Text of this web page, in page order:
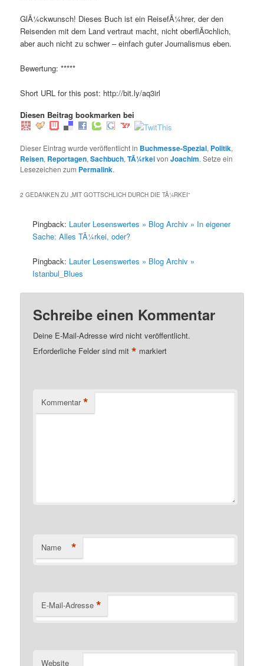
GlÃ¼ckwunsch! Dieses Buch ist ein ReisefÃ¼hrer, der den
Reisenden mit dem Land vertraut macht, nicht oberflÃ¤chlich,
aber auch nicht zu schwer – einfach guter Journalismus eben.
Bewertung: *****
Short URL for this post: http://bit.ly/aq3irl
Diesen Beitrag bookmarken bei
Dieser Eintrag wurde veröffentlicht in Buchmesse-Spezial, Politik,
Reisen, Reportagen,Sachbuch,TÃ¼rkeivonJoachim. Setze ein
Lesezeichen zum Permalink.
2 GEDANKEN ZU „MIT GOTTSCHLICH DURCH DIE TÃ¼RKEI“
Pingback: Lauter Lesenswertes » Blog Archiv » In eigener
Sache: Alles TÃ¼rkei, oder?
Pingback: Lauter Lesenswertes » Blog Archiv »
Istanbul_Blues
Schreibe einen Kommentar
Deine E-Mail-Adresse wird nicht veröffentlicht.
Erforderliche Felder sind mit* markiert
Kommentar *
Name *
E-Mail-Adresse *
Website